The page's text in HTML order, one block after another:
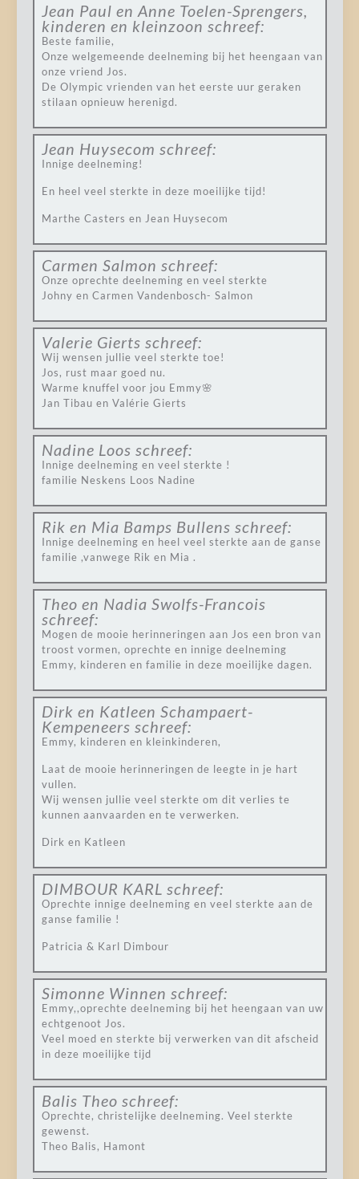
Jean Paul en Anne Toelen-Sprengers,
kinderen en kleinzoon schreef:
Beste familie,
Onze welgemeende deelneming bij het heengaan van
onze vriend Jos.
De Olympic vrienden van het eerste uur geraken
stilaan opnieuw herenigd.
Jean Huysecom schreef:
Innige deelneming!
En heel veel sterkte in deze moeilijke tijd!
Marthe Casters en Jean Huysecom
Carmen Salmon schreef:
Onze oprechte deelneming en veel sterkte
Johny en Carmen Vandenbosch- Salmon
Valerie Gierts schreef:
Wij wensen jullie veel sterkte toe!
Jos, rust maar goed nu.
Warme knuffel voor jou Emmy🌸
Jan Tibau en Valérie Gierts
Nadine Loos schreef:
Innige deelneming en veel sterkte !
familie Neskens Loos Nadine
Rik en Mia Bamps Bullens schreef:
Innige deelneming en heel veel sterkte aan de ganse
familie ,vanwege Rik en Mia .
Theo en Nadia Swolfs-Francois
schreef:
Mogen de mooie herinneringen aan Jos een bron van
troost vormen, oprechte en innige deelneming
Emmy, kinderen en familie in deze moeilijke dagen.
Dirk en Katleen Schampaert-
Kempeneers schreef:
Emmy, kinderen en kleinkinderen,
Laat de mooie herinneringen de leegte in je hart
vullen.
Wij wensen jullie veel sterkte om dit verlies te
kunnen aanvaarden en te verwerken.
Dirk en Katleen
DIMBOUR KARL schreef:
Oprechte innige deelneming en veel sterkte aan de
ganse familie !
Patricia & Karl Dimbour
Simonne Winnen schreef:
Emmy,,oprechte deelneming bij het heengaan van uw
echtgenoot Jos.
Veel moed en sterkte bij verwerken van dit afscheid
in deze moeilijke tijd
Balis Theo schreef:
Oprechte, christelijke deelneming. Veel sterkte
gewenst.
Theo Balis, Hamont